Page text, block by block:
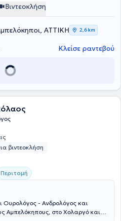
εξωσωματική λιθοτριψία),
εργαζόμενος σε πολλές
το Ερρίκος Ντυνάν, ο Όμιλος
Αθηνών, αλλά και από νοσοκομεία
Βιντεοκλήση
ΑΤΤΙΚΗ 2,6 km
Κλείσε ραντεβού
βιντεοκλήση
Περιτομή
Ουρολόγος - Ανδρολόγος και
Αμπελόκηπους, στο Χολαργό και